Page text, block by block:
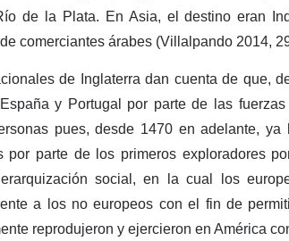
de la Plata. En Asia, el destino eran
comerciantes árabes (Villalpando 2014,
de Inglaterra dan cuenta de que,
y Portugal por parte de las
pues, desde 1470 en adelante,
por parte de los primeros exploradores
social, en la cual los
a los no europeos con el fin de
reprodujeron y ejercieron en América